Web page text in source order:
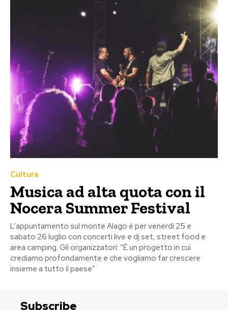
Cultura
Musica ad alta quota con il
Nocera Summer Festival
L’appuntamento sul monte Alago è per venerdì 25 e
sabato 26 luglio con concerti live e dj set, street food e
area camping. Gli organizzatori: “È un progetto in cui
crediamo profondamente e che vogliamo far crescere
insieme a tutto il paese”
Subscribe